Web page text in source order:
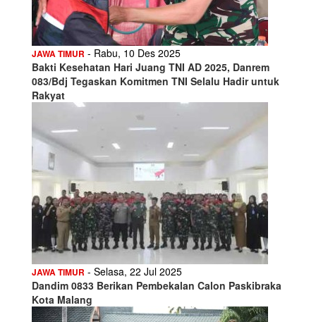
JAWA TIMUR - Rabu, 10 Des 2025
Bakti Kesehatan Hari Juang TNI AD 2025, Danrem
083/Bdj Tegaskan Komitmen TNI Selalu Hadir untuk
Rakyat
JAWA TIMUR - Selasa, 22 Jul 2025
Dandim 0833 Berikan Pembekalan Calon Paskibraka
Kota Malang